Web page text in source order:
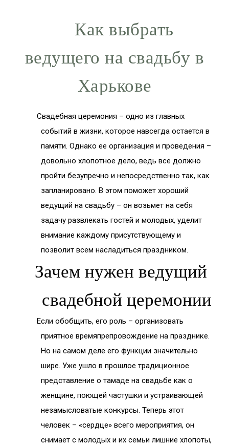
Как выбрать
ведущего на свадьбу в
Харькове
Свадебная церемония – одно из главных
событий в жизни, которое навсегда остается в
памяти. Однако ее организация и проведения –
довольно хлопотное дело, ведь все должно
пройти безупречно и непосредственно так, как
запланировано. В этом поможет хороший
ведущий на свадьбу – он возьмет на себя
задачу развлекать гостей и молодых, уделит
внимание каждому присутствующему и
позволит всем насладиться праздником.
Зачем нужен ведущий
свадебной церемонии
Если обобщить, его роль – организовать
приятное времяпрепровождение на празднике.
Но на самом деле его функции значительно
шире. Уже ушло в прошлое традиционное
представление о тамаде на свадьбе как о
женщине, поющей частушки и устраивающей
незамысловатые конкурсы. Теперь этот
человек – «сердце» всего мероприятия, он
снимает с молодых и их семьи лишние хлопоты,